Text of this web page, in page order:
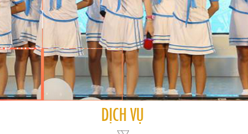
DỊCH VỤ